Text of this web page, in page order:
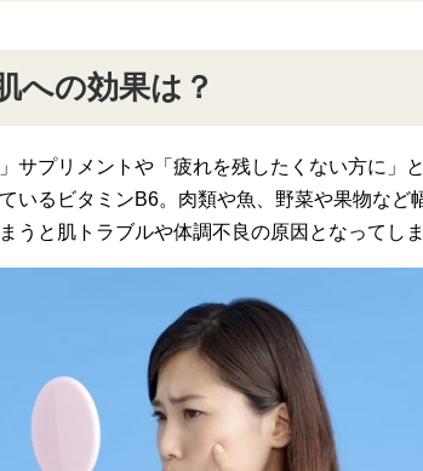
への効果は？
サプリメントや「疲れを残したくない方に」
いるビタミンB6。肉類や魚、野菜や果物など
うと肌トラブルや体調不良の原因となってしま